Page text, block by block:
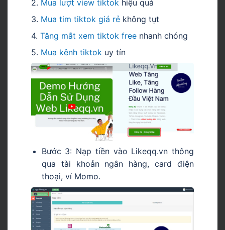
2. Mua lượt view tiktok hiệu quả
3. Mua tim tiktok giá rẻ không tụt
4. Tăng mắt xem tiktok free nhanh chóng
5. Mua kênh tiktok uy tín
Bước 3: Nạp tiền vào Likeqq.vn thông
qua tài khoản ngân hàng, card điện
thoại, ví Momo.